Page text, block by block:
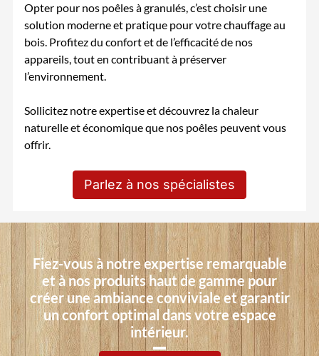
Opter pour nos poêles à granulés, c’est choisir une
solution moderne et pratique pour votre chauffage au
bois. Profitez du confort et de l’efficacité de nos
appareils, tout en contribuant à préserver
l’environnement.
Sollicitez notre expertise et découvrez la chaleur
naturelle et économique que nos poêles peuvent vous
offrir.
Parlez à nos spécialistes
Fiez-vous à notre expertise remarquable
et à nos produits haut de gamme pour
créer une ambiance conviviale et garantir
un confort optimal dans votre espace
intérieur.